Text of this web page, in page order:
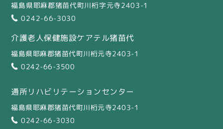
福島県耶麻郡猪苗代町川桁字元寺2403-1
0242-66-3030
介護老人保健施設ケアテル猪苗代
福島県耶麻郡猪苗代町川桁元寺2403-1
0242-66-3500
通所リハビリテーションセンター
福島県耶麻郡猪苗代町川桁元寺2403-1
0242-66-3030